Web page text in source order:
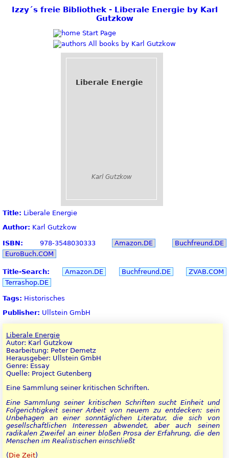
Izzy´s freie Bibliothek - Liberale Energie by Karl
Gutzkow
Start Page
All books by Karl Gutzkow
Liberale Energie
Karl Gutzkow
Title: Liberale Energie
Author: Karl Gutzkow
ISBN: 978-3548030333 Amazon.DE
Buchfreund.DE
EuroBuch.COM
Title-Search: Amazon.DE Buchfreund.DE
ZVAB.COM
Terrashop.DE
Tags: Historisches
Publisher: Ullstein GmbH
Liberale Energie
Autor: Karl Gutzkow
Bearbeitung: Peter Demetz
Herausgeber: Ullstein GmbH
Genre: Essay
Quelle: Project Gutenberg
Eine Sammlung seiner kritischen Schriften.
Eine Sammlung seiner kritischen Schriften sucht Einheit und
Folgerichtigkeit seiner Arbeit von neuem zu entdecken: sein
Unbehagen an einer sonntäglichen Literatur, die sich von
gesellschaftlichen Interessen abwendet, aber auch seinen
radikalen Zweifel an einer bloßen Prosa der Erfahrung, die den
Menschen im Realistischen einschließt
(Die Zeit)